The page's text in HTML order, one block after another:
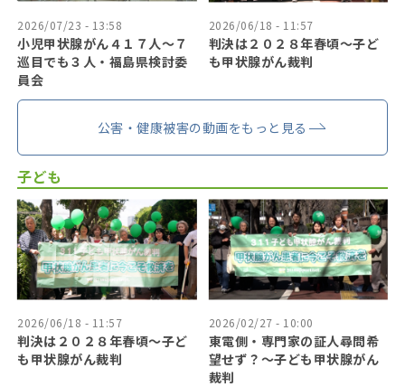
2026/07/23 - 13:58
小児甲状腺がん４１７人〜７
巡目でも３人・福島県検討委
員会
2026/06/18 - 11:57
判決は２０２８年春頃〜子ど
も甲状腺がん裁判
公害・健康被害の動画をもっと見る
子ども
2026/06/18 - 11:57
判決は２０２８年春頃〜子ど
も甲状腺がん裁判
2026/02/27 - 10:00
東電側・専門家の証人尋問希
望せず？〜子ども甲状腺がん
裁判